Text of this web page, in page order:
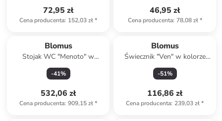
72,95 zł
Cena producenta: 152,03 zł*
46,95 zł
Cena producenta: 78,08 zł*
Blomus
Stojak WC "Menoto" w
kolorze srebrno-czarnym -
wys. 65 cm
-41%
532,06 zł
Cena producenta: 909,15 zł*
Blomus
Świecznik "Ven" w kolorze
zielonym - 40 x 14 cm
-51%
116,86 zł
Cena producenta: 239,03 zł*